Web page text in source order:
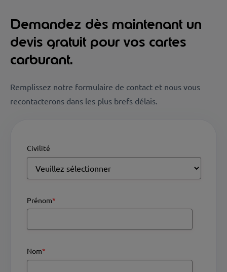
Demandez dès maintenant un
devis gratuit pour vos cartes
carburant.
Remplissez notre formulaire de contact et nous vous
recontacterons dans les plus brefs délais.
Civilité
Prénom*
Nom*